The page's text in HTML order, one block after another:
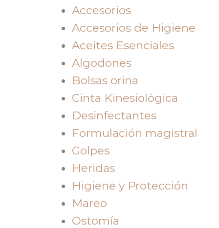
Accesorios
Accesorios de Higiene
Aceites Esenciales
Algodones
Bolsas orina
Cinta Kinesiológica
Desinfectantes
Formulación magistral
Golpes
Heridas
Higiene y Protección
Mareo
Ostomía